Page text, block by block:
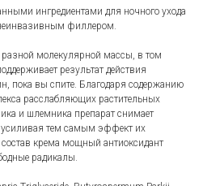
ингредиентами для ночного ухода
филлером.
молекулярной массы, в том
результат действия
пока вы спите. Благодаря содержанию
расслабляющих растительных
и шлемника препарат снимает
тем самым эффект их
крема мощный антиоксидант
радикалы.